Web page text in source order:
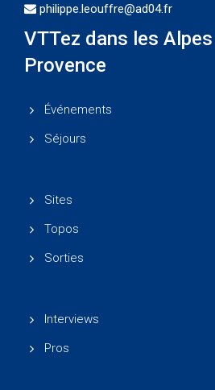
philippe.leouffre@ad04.fr
VTTez dans les
Provence
Événements
Séjours
Sites
Topos
Sorties
Interviews
Pros